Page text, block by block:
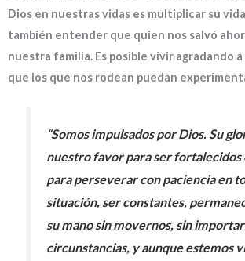
Dios en nuestras vidas es multiplicar su
también entender que quien nos salvó
nuestra familia. Es posible vivir agradando
que los que nos rodean puedan
“Somos impulsados por Dios. Su
nuestro favor para ser fortalecidos
para perseverar con paciencia en
situación, ser constantes,
su mano sin movernos, sin
circunstancias, y aunque estemos